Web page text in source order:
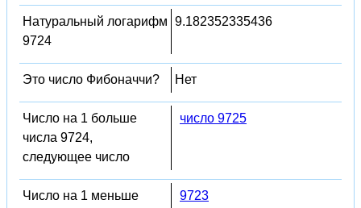
Натуральный логарифм
9724
9.182352335436
Это число Фибоначчи? Нет
Число на 1 больше
числа 9724,
следующее число
число 9725
Число на 1 меньше
9723